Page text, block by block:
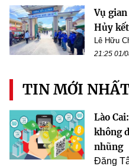
Vụ
Hủy
Lê Hữu
21:25 01/
TIN MỚI
Lào
không
nhũng
Đăng